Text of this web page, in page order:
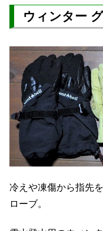
ウィンター
冷えや凍傷から指先
ローブ。